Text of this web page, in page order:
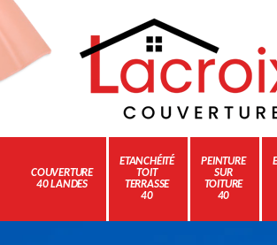
COUVERTURE
40 LANDES
ETANCHÉITÉ
TOIT
TERRASSE
40
PEINTURE
SUR
TOITURE
40